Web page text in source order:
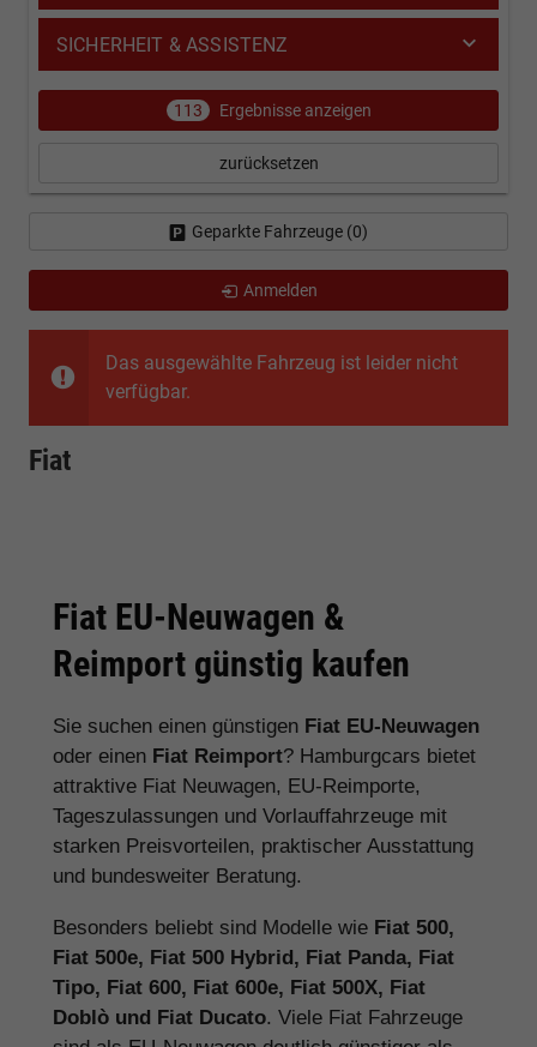
Das ausgewählte Fahrzeug ist leider nicht
verfügbar.
Fiat
Fiat EU-Neuwagen &
Reimport günstig kaufen
Sie suchen einen günstigen Fiat EU-Neuwagen
oder einen Fiat Reimport? Hamburgcars bietet
attraktive Fiat Neuwagen, EU-Reimporte,
Tageszulassungen und Vorlauffahrzeuge mit
starken Preisvorteilen, praktischer Ausstattung
und bundesweiter Beratung.
Besonders beliebt sind Modelle wie Fiat 500,
Fiat 500e, Fiat 500 Hybrid, Fiat Panda, Fiat
Tipo, Fiat 600, Fiat 600e, Fiat 500X, Fiat
Doblò und Fiat Ducato. Viele Fiat Fahrzeuge
SICHERHEIT & ASSISTENZ
113 Ergebnisse anzeigen
zurücksetzen
Geparkte Fahrzeuge (0)
Anmelden